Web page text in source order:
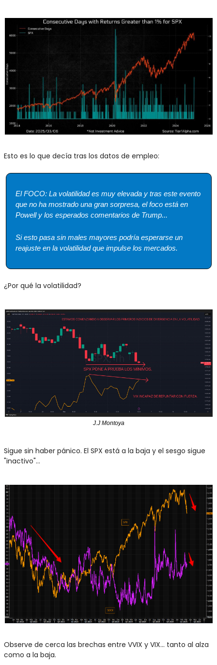
Esto es lo que decía tras los datos de empleo:
El FOCO: La volatilidad es muy elevada y tras este evento
que no ha mostrado una gran sorpresa, el foco está en
Powell y los esperados comentarios de Trump...
Si esto pasa sin males mayores podría esperarse un
reajuste en la volatilidad que impulse los mercados.
¿Por qué la volatilidad?
J.J Montoya
Sigue sin haber pánico. El SPX está a la baja y el sesgo sigue
"inactivo"…
Observe de cerca las brechas entre VVIX y VIX... tanto al alza
como a la baja.